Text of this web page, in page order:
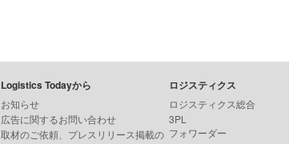
Logistics Todayから
お知らせ
広告に関するお問い合わせ
取材のご依頼、プレスリリース掲載の
ロジスティクス
ロジスティクス総合
3PL
フォワーダー